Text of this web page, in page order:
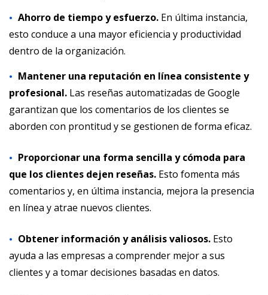
Ahorro de tiempo y esfuerzo. En última instancia,
esto conduce a una mayor eficiencia y productividad
dentro de la organización.
Mantener una reputación en línea consistente y
profesional. Las reseñas automatizadas de Google
garantizan que los comentarios de los clientes se
aborden con prontitud y se gestionen de forma eficaz.
Proporcionar una forma sencilla y cómoda para
que los clientes dejen reseñas. Esto fomenta más
comentarios y, en última instancia, mejora la presencia
en línea y atrae nuevos clientes.
Obtener información y análisis valiosos. Esto
ayuda a las empresas a comprender mejor a sus
clientes y a tomar decisiones basadas en datos.